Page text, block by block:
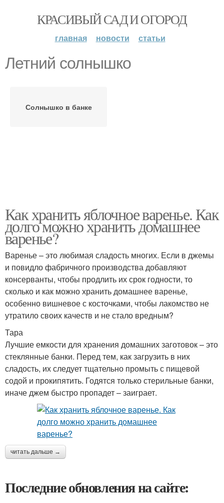
КРАСИВЫЙ САД И ОГОРОД
главная новости статьи
Летний солнышко
Солнышко в банке
Как хранить яблочное варенье. Как
долго можно хранить домашнее
варенье?
Варенье – это любимая сладость многих. Если в джемы
и повидло фабричного производства добавляют
консерванты, чтобы продлить их срок годности, то
сколько и как можно хранить домашнее варенье,
особенно вишневое с косточками, чтобы лакомство не
утратило своих качеств и не стало вредным?
Тара
Лучшие емкости для хранения домашних заготовок – это
стеклянные банки. Перед тем, как загрузить в них
сладость, их следует тщательно промыть с пищевой
содой и прокипятить. Годятся только стерильные банки,
иначе джем быстро пропадет – заиграет.
читать дальше →
Последние обновления на сайте: